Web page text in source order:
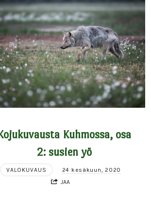
Kuhmossa, osa
2: susien yö
VALOKUVAUS
24 kesäkuun, 2020
JAA